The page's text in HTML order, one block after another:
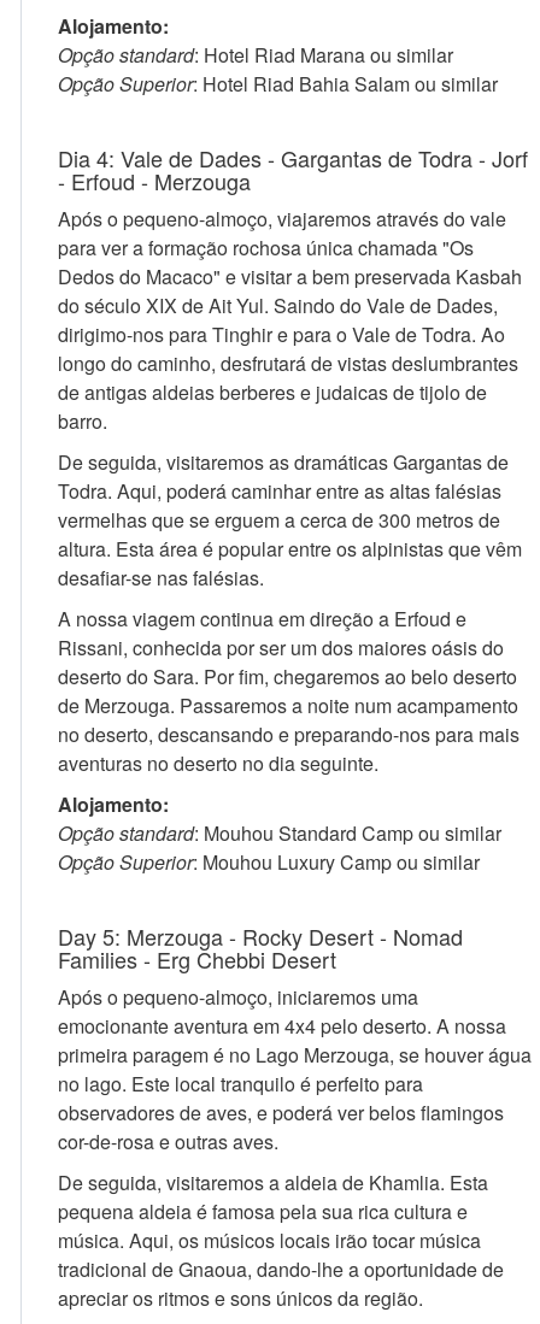
Alojamento:
Opção standard: Hotel Riad Marana ou similar
Opção Superior: Hotel Riad Bahia Salam ou similar
Dia 4: Vale de Dades - Gargantas de Todra - Jorf
- Erfoud - Merzouga
Após o pequeno-almoço, viajaremos através do vale
para ver a formação rochosa única chamada "Os
Dedos do Macaco" e visitar a bem preservada Kasbah
do século XIX de Ait Yul. Saindo do Vale de Dades,
dirigimo-nos para Tinghir e para o Vale de Todra. Ao
longo do caminho, desfrutará de vistas deslumbrantes
de antigas aldeias berberes e judaicas de tijolo de
barro.
De seguida, visitaremos as dramáticas Gargantas de
Todra. Aqui, poderá caminhar entre as altas falésias
vermelhas que se erguem a cerca de 300 metros de
altura. Esta área é popular entre os alpinistas que vêm
desafiar-se nas falésias.
A nossa viagem continua em direção a Erfoud e
Rissani, conhecida por ser um dos maiores oásis do
deserto do Sara. Por fim, chegaremos ao belo deserto
de Merzouga. Passaremos a noite num acampamento
no deserto, descansando e preparando-nos para mais
aventuras no deserto no dia seguinte.
Alojamento:
Opção standard: Mouhou Standard Camp ou similar
Opção Superior: Mouhou Luxury Camp ou similar
Day 5: Merzouga - Rocky Desert - Nomad
Families - Erg Chebbi Desert
Após o pequeno-almoço, iniciaremos uma
emocionante aventura em 4x4 pelo deserto. A nossa
primeira paragem é no Lago Merzouga, se houver água
no lago. Este local tranquilo é perfeito para
observadores de aves, e poderá ver belos flamingos
cor-de-rosa e outras aves.
De seguida, visitaremos a aldeia de Khamlia. Esta
pequena aldeia é famosa pela sua rica cultura e
música. Aqui, os músicos locais irão tocar música
tradicional de Gnaoua, dando-lhe a oportunidade de
apreciar os ritmos e sons únicos da região.